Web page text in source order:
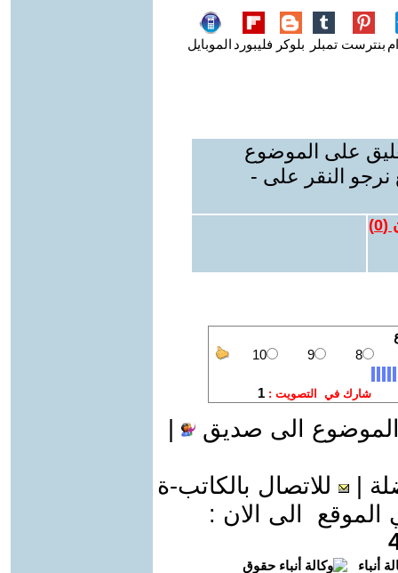
بنترست تمبلر بلوكر فليبورد الموبايل
على الموضوع
نرجو النقر على -
(
0
)
الى صديق
للاتصال بالكاتب-ة
الى الان :